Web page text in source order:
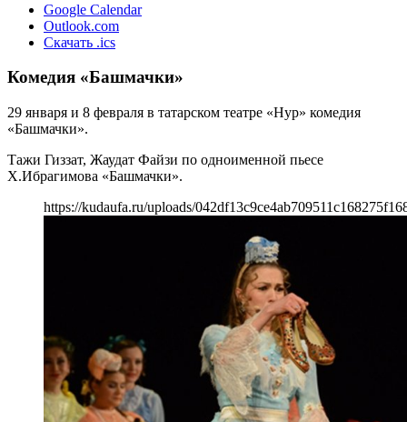
Google Calendar
Outlook.com
Скачать .ics
Комедия «Башмачки»
29 января и 8 февраля в татарском театре «Нур» комедия
«Башмачки».
Тажи Гиззат, Жаудат Файзи по одноименной пьесе
Х.Ибрагимова «Башмачки».
https://kudaufa.ru/uploads/